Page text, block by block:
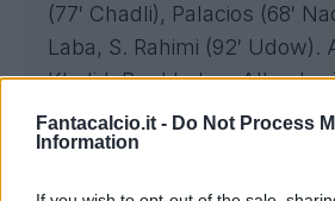
Fantacalcio.it - Do Not Process
Information
(77′ Chadli), Palacios (68′
Laba, S. Rahimi (92′ Udow).
Khalid, Benkhaleq,
Cardoso, Sanabria, Abbas,
Awadalla, Loulendo.